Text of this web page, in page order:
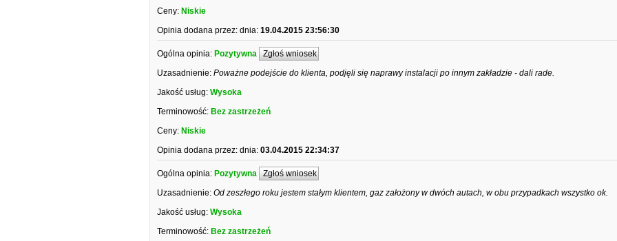
Ceny: Niskie
Opinia dodana przez: dnia: 19.04.2015 23:56:30
Ogólna opinia: Pozytywna Zgłoś wniosek
Uzasadnienie: Poważne podejście do klienta, podjęli się naprawy instalacji po innym zakładzie - dali rade.
Jakość usług: Wysoka
Terminowość: Bez zastrzeżeń
Ceny: Niskie
Opinia dodana przez: dnia: 03.04.2015 22:34:37
Ogólna opinia: Pozytywna Zgłoś wniosek
Uzasadnienie: Od zeszłego roku jestem stałym klientem, gaz założony w dwóch autach, w obu przypadkach wszystko ok.
Jakość usług: Wysoka
Terminowość: Bez zastrzeżeń